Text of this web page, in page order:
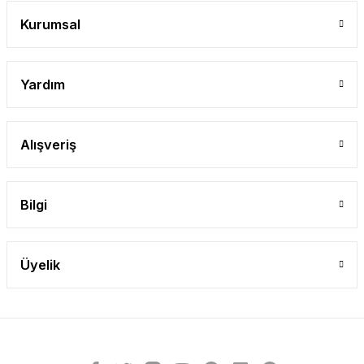
Kurumsal
Yardım
Alışveriş
Bilgi
Üyelik